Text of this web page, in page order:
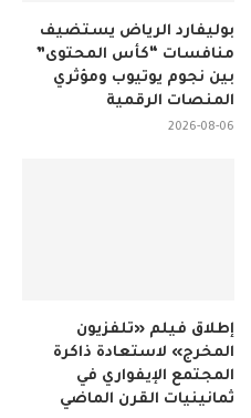
بوليفارد الرياض يستضيف
منافسات “كأس المحتوى”
بين نجوم يوتيوب ومؤثري
المنصات الرقمية
2026-08-06
إطلاق فيلم «تلفزيون
المخرج» لاستعادة ذاكرة
المجتمع الإيفواري في
ثمانينيات القرن الماضي